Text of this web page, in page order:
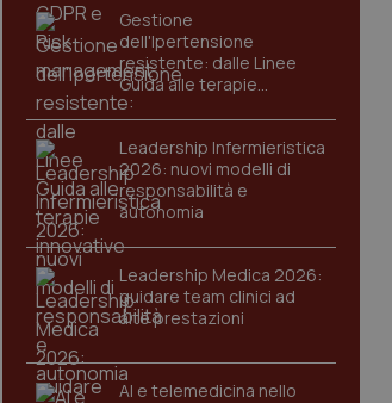
Gestione
dell'Ipertensione
resistente: dalle Linee
Guida alle terapie
innovative
Leadership Infermieristica
2026: nuovi modelli di
responsabilità e
autonomia
Leadership Medica 2026:
guidare team clinici ad
alte prestazioni
AI e telemedicina nello